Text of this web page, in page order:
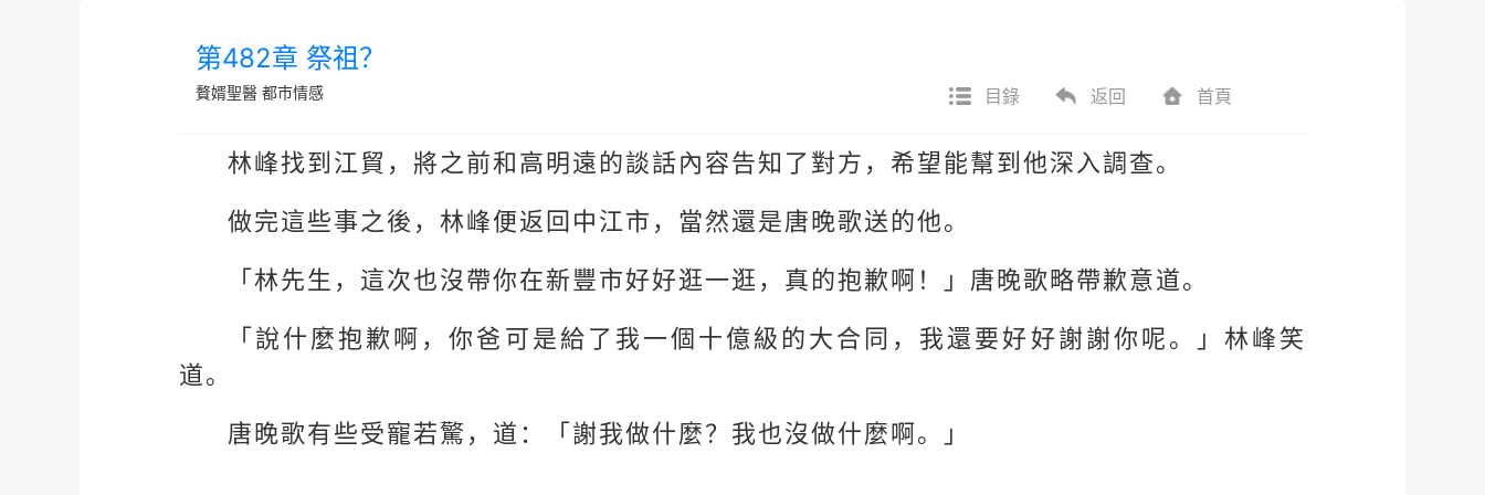
第482章 祭祖？
贅婿聖醫 都市情感 目錄 返回 首頁
林峰找到江貿，將之前和高明遠的談話內容告知了對方，希望能幫到他深入調查。
做完這些事之後，林峰便返回中江市，當然還是唐晚歌送的他。
「林先生，這次也沒帶你在新豐市好好逛一逛，真的抱歉啊！」唐晚歌略帶歉意道。
「說什麼抱歉啊，你爸可是給了我一個十億級的大合同，我還要好好謝謝你呢。」林峰笑
道。
唐晚歌有些受寵若驚，道：「謝我做什麼？我也沒做什麼啊。」